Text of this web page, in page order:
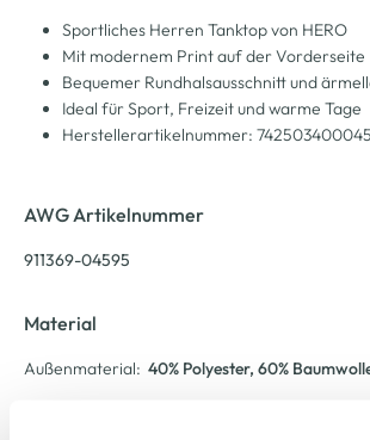
Sportliches Herren Tanktop von HERO
Mit modernem Print auf der Vorderseite
Bequemer Rundhalsausschnitt und
Ideal für Sport, Freizeit und warme Tage
Herstellerartikelnummer:
AWG Artikelnummer
911369-04595
Material
Außenmaterial: 40% Polyester, 60%